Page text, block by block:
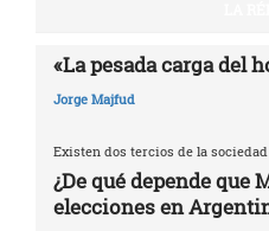
«La pesada carga del
Jorge Majfud
Existen dos tercios de la
¿De qué depende que
elecciones en